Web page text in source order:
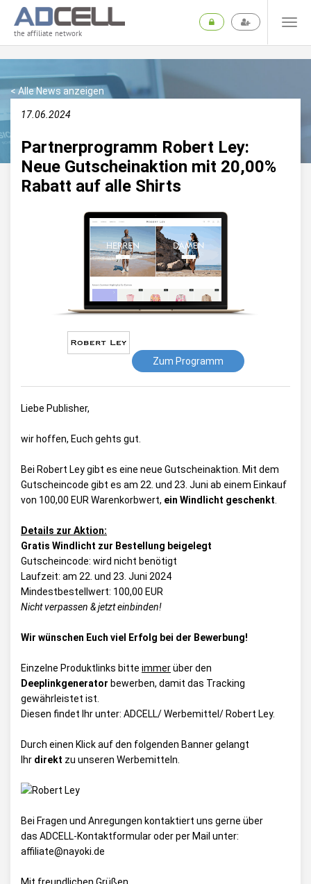
the affiliate network
< Alle News anzeigen
17.06.2024
Partnerprogramm Robert Ley:
Neue Gutscheinaktion mit 20,00%
Rabatt auf alle Shirts
Zum Programm
Liebe Publisher,
wir hoffen, Euch gehts gut.
Bei Robert Ley gibt es eine neue Gutscheinaktion. Mit dem
Gutscheincode gibt es am 22. und 23. Juni ab einem Einkauf
von 100,00 EUR Warenkorbwert, ein Windlicht geschenkt
Details zur Aktion:
Gratis Windlicht zur Bestellung beigelegt
Gutscheincode: wird nicht benötigt
Laufzeit: am 22. und 23. Juni 2024
Mindestbestellwert: 100,00 EUR
Nicht verpassen & jetzt einbinden!
Wir wünschen Euch viel Erfolg bei der Bewerbung!
Einzelne Produktlinks bitte immerüber den
Deeplinkgenerator bewerben, damit das Tracking
gewährleistet ist.
Diesen findet Ihr unter: ADCELL/ Werbemittel/ Robert Ley.
Durch einen Klick auf den folgenden Banner gelangt
Ihr direkt zu unseren Werbemitteln.
Bei Fragen und Anregungen kontaktiert uns gerne über
das ADCELL-Kontaktformularoder per Mail unter:
affiliate@nayoki.de